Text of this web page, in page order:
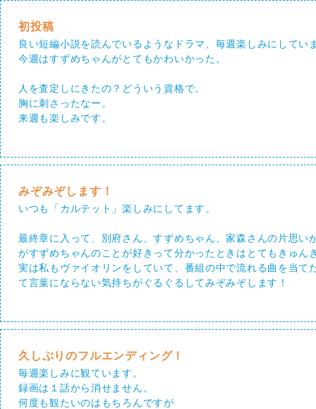
初投稿
良い短編小説を読んでいるようなドラマ、毎週楽しみにしてい
今週はすずめちゃんがとてもかわいかった。
人を査定しにきたの？どういう資格で。
胸に刺さったなー。
来週も楽しみです。
みぞみぞします！
いつも「カルテット」楽しみにしてます。
最終章に入って、別府さん、すずめちゃん、家森さんの片思
がすずめちゃんのことが好きって分かったときはとてもきゅ
実は私もヴァイオリンをしていて、番組の中で流れる曲を当
て言葉にならない気持ちがぐるぐるしてみぞみぞします！
久しぶりのフルエンディング！
毎週楽しみに観ています。
録画は１話から消せません。
何度も観たいのはもちろんですが